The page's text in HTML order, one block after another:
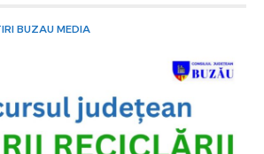
BUZAU MEDIA